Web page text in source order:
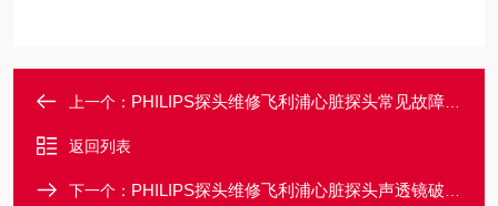
上一个： PHILIPS探头维修飞利浦心脏探头常见故障售后维修中心
返回列表
下一个： PHILIPS探头维修飞利浦心脏探头声透镜破损脱落/起泡维修